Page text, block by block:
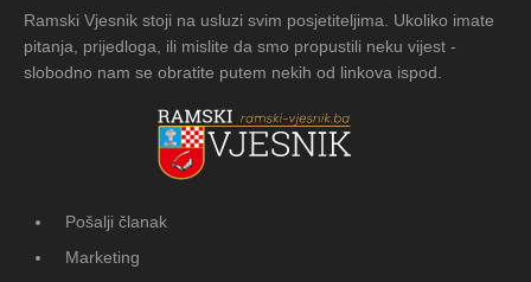
Ramski Vjesnik stoji na usluzi svim posjetiteljima. Ukoliko imate
pitanja, prijedloga, ili mislite da smo propustili neku vijest -
slobodno nam se obratite putem nekih od linkova ispod.
Pošalji članak
Marketing